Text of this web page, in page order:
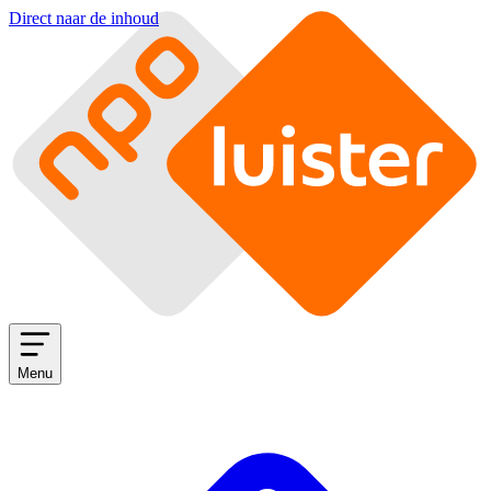
Direct naar de inhoud
Menu